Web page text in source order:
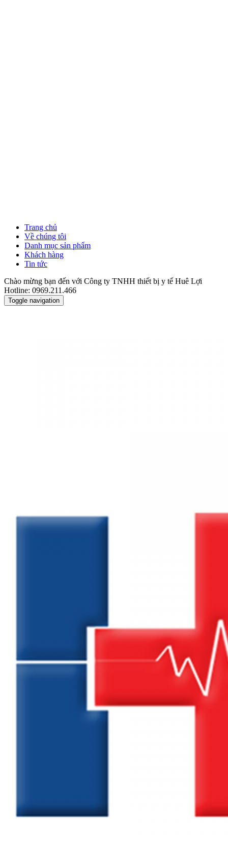
Trang chủ
Về chúng tôi
Danh mục sản phẩm
Khách hàng
Tin tức
Chào mừng bạn đến với Công ty TNHH thiết bị y tế Huê Lợi
Hotline: 0969.211.466
Toggle navigation